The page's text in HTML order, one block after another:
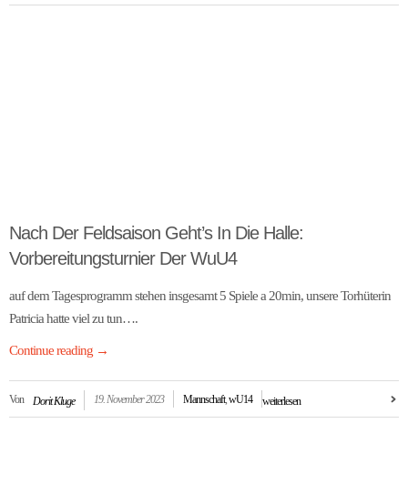
Nach Der Feldsaison Geht’s In Die Halle:
Vorbereitungsturnier Der WuU4
auf dem Tagesprogramm stehen insgesamt 5 Spiele a 20min, unsere Torhüterin
Patricia hatte viel zu tun….
Continue reading →
Von Dorit Kluge 19. November 2023 Mannschaft,wU14 weiterlesen